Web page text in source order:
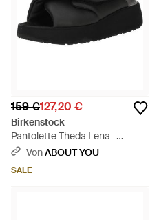
159 €127,20 €
Birkenstock
Pantolette Theda Lena -
Schwarz
VonABOUT YOU
SALE